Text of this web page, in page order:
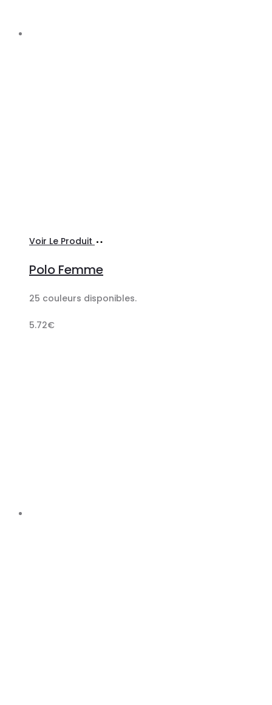
Voir Le Produit
Polo Femme
25 couleurs disponibles.
5.72€